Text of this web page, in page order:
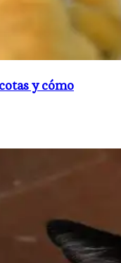
y cómo